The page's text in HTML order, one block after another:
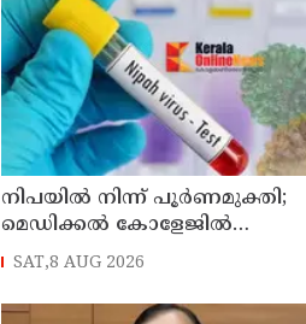
നിപയിൽ നിന്ന് പൂർണമുക്തി;
മെഡിക്കൽ കോളേജിൽ
ചികിത്സയിലിരുന്ന 43കാരൻ
SAT,8 AUG 2026